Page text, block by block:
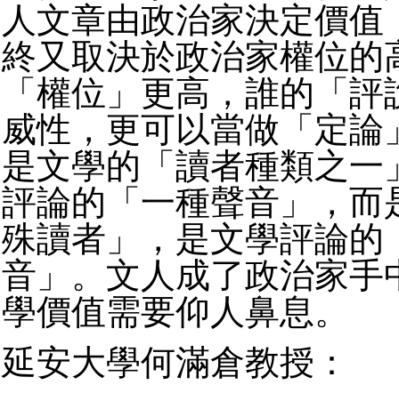
人文章由政治家決定價值
終又取決於政治家權位的
「權位」更高，誰的「
威性，更可以當做「定論
是文學的「讀者種類之一
評論的「一種聲音」，而
殊讀者」，是文學評論的
音」。文人成了政治家手
學價值需要仰人鼻息。
延安大學何滿倉教授：